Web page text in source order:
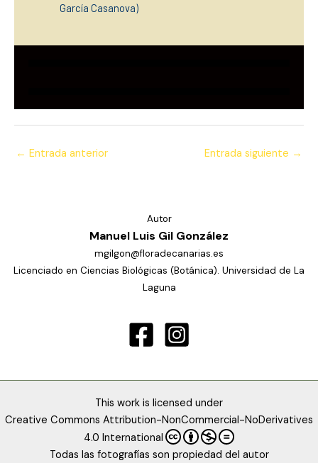
García Casanova)
← Entrada anterior Entrada siguiente →
Autor
Manuel Luis Gil González
mgilgon@floradecanarias.es
Licenciado en Ciencias Biológicas (Botánica). Universidad de La
Laguna
This work is licensed under
Creative Commons Attribution-NonCommercial-NoDerivatives
4.0 International
Todas las fotografías son propiedad del autor